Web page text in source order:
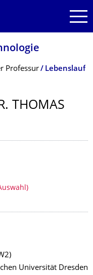
Professur Lebenslauf
THOMAS
Universität Dresden